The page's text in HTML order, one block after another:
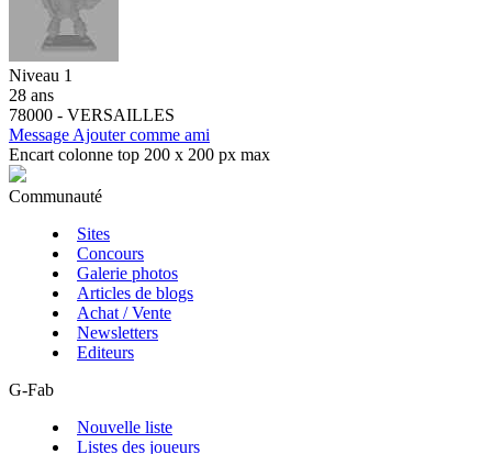
Niveau 1
28 ans
78000 - VERSAILLES
Message Ajouter comme ami
Encart colonne top 200 x 200 px max
Communauté
Sites
Concours
Galerie photos
Articles de blogs
Achat / Vente
Newsletters
Editeurs
G-Fab
Nouvelle liste
Listes des joueurs